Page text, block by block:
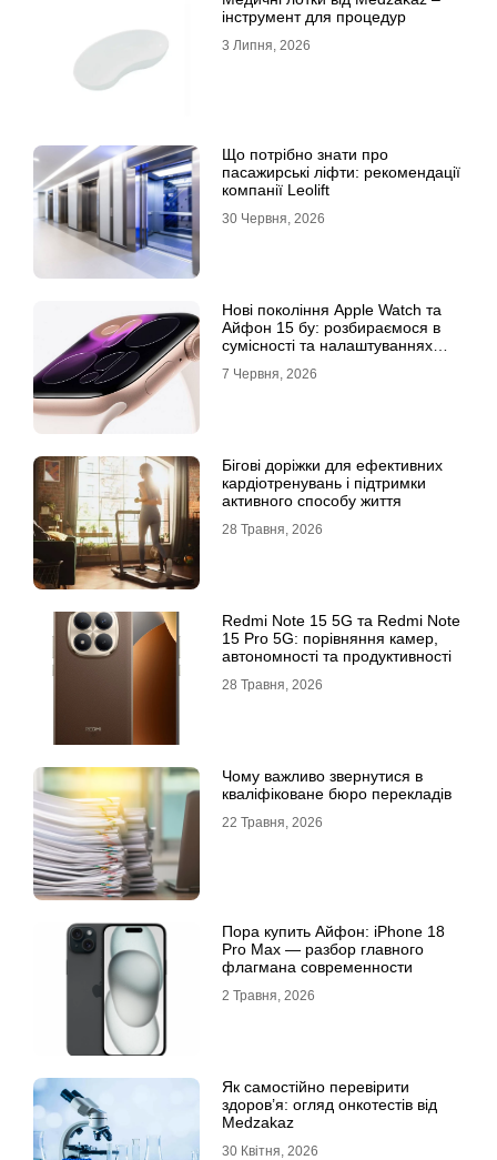
інструмент для процедур
3 Липня, 2026
Що потрібно знати про
пасажирські ліфти: рекомендації
компанії Leolift
30 Червня, 2026
Нові покоління Apple Watch та
Айфон 15 бу: розбираємося в
сумісності та налаштуваннях
7 Червня, 2026
Бігові доріжки для ефективних
кардіотренувань і підтримки
активного способу життя
28 Травня, 2026
Redmi Note 15 5G та Redmi Note
15 Pro 5G: порівняння камер,
автономності та продуктивності
28 Травня, 2026
Чому важливо звернутися в
кваліфіковане бюро перекладів
22 Травня, 2026
Пора купить Айфон: iPhone 18
Pro Max — разбор главного
флагмана современности
2 Травня, 2026
Як самостійно перевірити
здоров’я: огляд онкотестів від
Medzakaz
30 Квітня, 2026